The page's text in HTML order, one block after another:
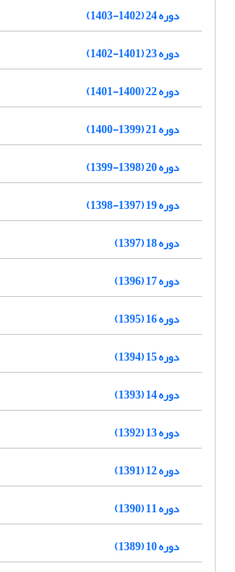
دوره 24 (1402-1403)
دوره 23 (1401-1402)
دوره 22 (1400-1401)
دوره 21 (1399-1400)
دوره 20 (1398-1399)
دوره 19 (1397-1398)
دوره 18 (1397)
دوره 17 (1396)
دوره 16 (1395)
دوره 15 (1394)
دوره 14 (1393)
دوره 13 (1392)
دوره 12 (1391)
دوره 11 (1390)
دوره 10 (1389)